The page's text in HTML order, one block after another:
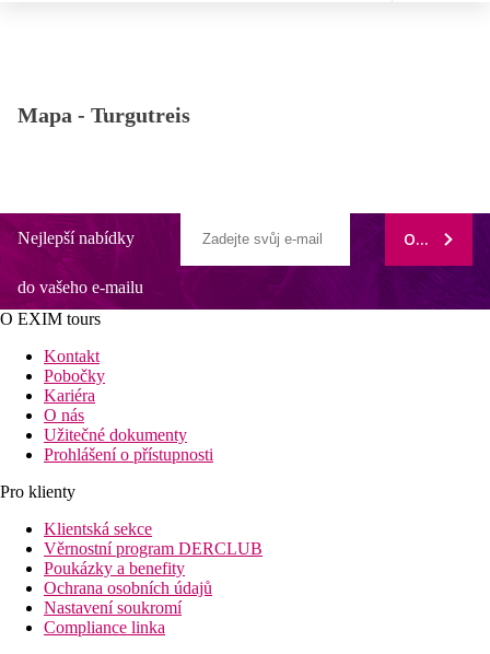
Mapa - Turgutreis
Nejlepší nabídky
do vašeho e-mailu
ODEBÍRAT
O EXIM tours
Kontakt
Pobočky
Kariéra
O nás
Užitečné dokumenty
Prohlášení o přístupnosti
Pro klienty
Klientská sekce
Věrnostní program DERCLUB
Poukázky a benefity
Ochrana osobních údajů
Nastavení soukromí
Compliance linka